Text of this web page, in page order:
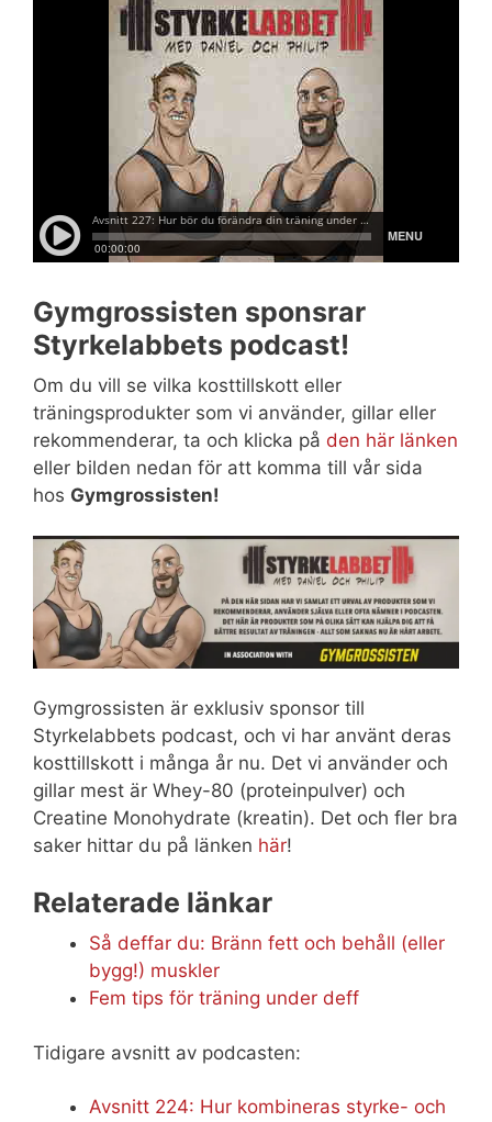
Gymgrossisten sponsrar
Styrkelabbets podcast!
Om du vill se vilka kosttillskott eller
träningsprodukter som vi använder, gillar eller
rekommenderar, ta och klicka på den här länken
eller bilden nedan för att komma till vår sida
hos Gymgrossisten!
Gymgrossisten är exklusiv sponsor till
Styrkelabbets podcast, och vi har använt deras
kosttillskott i många år nu. Det vi använder och
gillar mest är Whey-80 (proteinpulver) och
Creatine Monohydrate (kreatin). Det och fler bra
saker hittar du på länken här!
Relaterade länkar
Så deffar du: Bränn fett och behåll (eller
bygg!) muskler
Fem tips för träning under deff
Tidigare avsnitt av podcasten:
Avsnitt 224: Hur kombineras styrke- och